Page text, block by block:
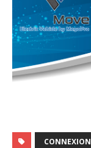
CONNEXION